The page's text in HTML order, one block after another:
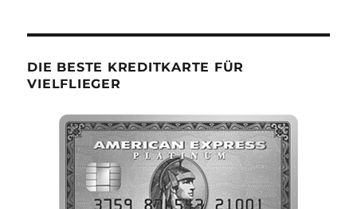
DIE BESTE KREDITKARTE FÜR
VIELFLIEGER